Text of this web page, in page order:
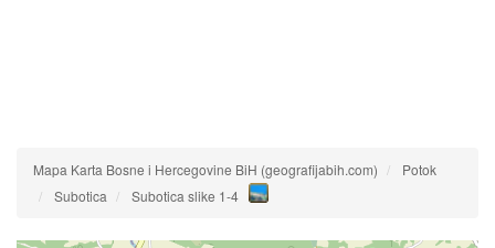
Mapa Karta Bosne i Hercegovine BiH (geografijabih.com)
Potok
Subotica
Subotica slike 1-4